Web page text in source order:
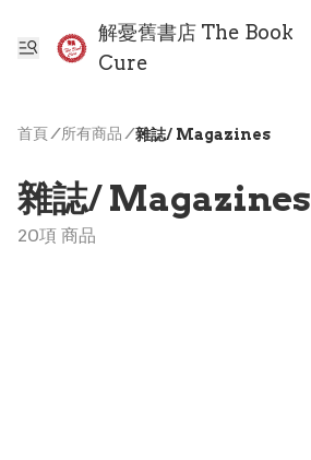
解憂舊書店 The Book
Cure
首頁/ 所有商品 /雜誌/ Magazines
雜誌/ Magazines
20項 商品